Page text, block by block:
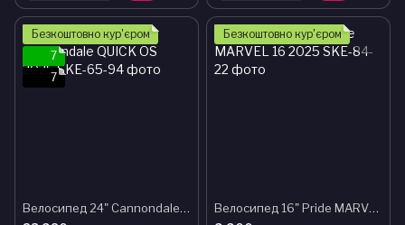
Безкоштовно кур'єром
7
7
Велосипед 24" Cannondale QUICK OS 2025
Безкоштовно кур'єром
Велосипед 16" Pride MARVEL 16 2025